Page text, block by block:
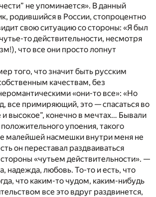
не упоминается». В данный
родившийся в России, стопроцентно
свою си­туа­цию со стороны: «Я был
то действительности, несмотря
что все они просто лопнут
того, что значит быть русским
качествам, без
«они-то все»: «Но
все примиряющий, это — спасаться во
и высокое”, конечно в мечтах… Бывали
упоения, такого
малейшей насмешки внутри меня не
он переставал раздваиваться
стороны «чутьем действительности». —
надежда, любовь. То-то и есть, что
что каким-то чудом, каким-нибудь
все это вдруг раздвинется,